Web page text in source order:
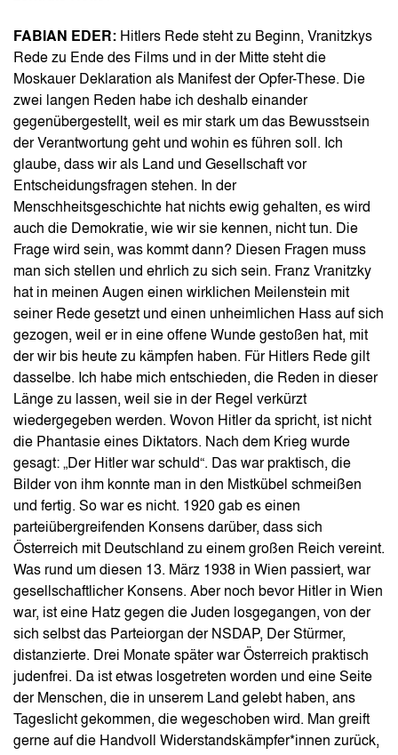
FABIAN EDER: Hitlers Rede steht zu Beginn, Vranitzkys
Rede zu Ende des Films und in der Mitte steht die
Moskauer Deklaration als Manifest der Opfer-These. Die
zwei langen Reden habe ich deshalb einander
gegenübergestellt, weil es mir stark um das Bewusstsein
der Verantwortung geht und wohin es führen soll. Ich
glaube, dass wir als Land und Gesellschaft vor
Entscheidungsfragen stehen. In der
Menschheitsgeschichte hat nichts ewig gehalten, es wird
auch die Demokratie, wie wir sie kennen, nicht tun. Die
Frage wird sein, was kommt dann? Diesen Fragen muss
man sich stellen und ehrlich zu sich sein. Franz Vranitzky
hat in meinen Augen einen wirklichen Meilenstein mit
seiner Rede gesetzt und einen unheimlichen Hass auf sich
gezogen, weil er in eine offene Wunde gestoßen hat, mit
der wir bis heute zu kämpfen haben. Für Hitlers Rede gilt
dasselbe. Ich habe mich entschieden, die Reden in dieser
Länge zu lassen, weil sie in der Regel verkürzt
wiedergegeben werden. Wovon Hitler da spricht, ist nicht
die Phantasie eines Diktators. Nach dem Krieg wurde
gesagt: „Der Hitler war schuld“. Das war praktisch, die
Bilder von ihm konnte man in den Mistkübel schmeißen
und fertig. So war es nicht. 1920 gab es einen
parteiübergreifenden Konsens darüber, dass sich
Österreich mit Deutschland zu einem großen Reich vereint.
Was rund um diesen 13. März 1938 in Wien passiert, war
gesellschaftlicher Konsens. Aber noch bevor Hitler in Wien
war, ist eine Hatz gegen die Juden losgegangen, von der
sich selbst das Parteiorgan der NSDAP, Der Stürmer,
distanzierte. Drei Monate später war Österreich praktisch
judenfrei. Da ist etwas losgetreten worden und eine Seite
der Menschen, die in unserem Land gelebt haben, ans
Tageslicht gekommen, die wegeschoben wird. Man greift
gerne auf die Handvoll Widerstandskämpfer*innen zurück,